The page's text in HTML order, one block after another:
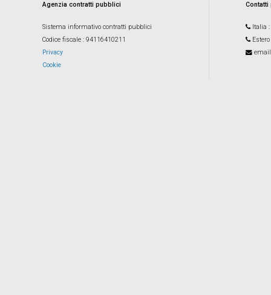
Agenzia contratti pubblici
Sistema informativo contratti pubblici
Codice fiscale : 94116410211
Privacy
Cookie
Italia
Estero
email